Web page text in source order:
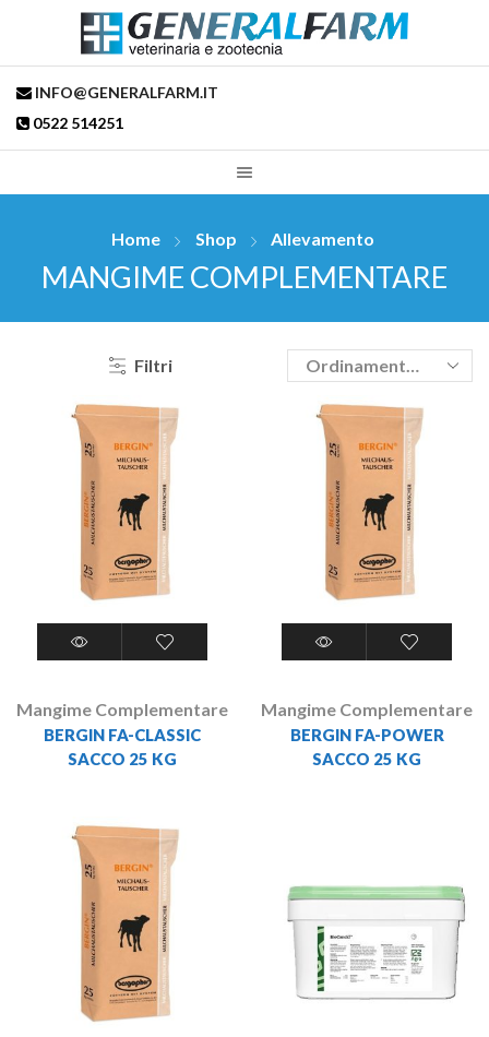
INFO@GENERALFARM.IT
0522 514251
Home Shop Allevamento
MANGIME COMPLEMENTARE
Filtri
Mangime Complementare
BERGIN FA-CLASSIC
SACCO 25 KG
Mangime Complementare
BERGIN FA-POWER
SACCO 25 KG